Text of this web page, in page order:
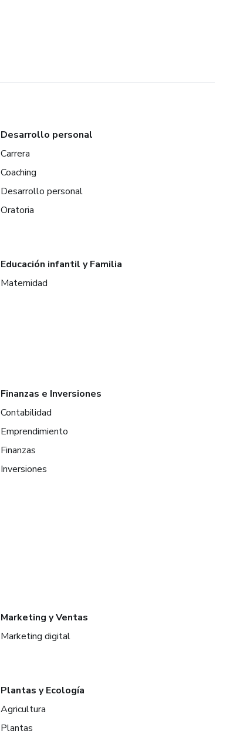
Desarrollo personal
Carrera
Coaching
Desarrollo personal
Oratoria
Educación infantil y Familia
Maternidad
Finanzas e Inversiones
Contabilidad
Emprendimiento
Finanzas
Inversiones
Marketing y Ventas
Marketing digital
Plantas y Ecología
Agricultura
Plantas